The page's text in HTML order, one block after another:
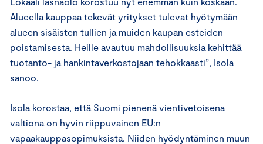
Alueella kauppaa tekevät yritykset tulevat hyötymään
alueen sisäisten tullien ja muiden kaupan esteiden
poistamisesta. Heille avautuu mahdollisuuksia kehittää
tuotanto- ja hankintaverkostojaan tehokkaasti”, Isola
sanoo.
Isola korostaa, että Suomi pienenä vientivetoisena
valtiona on hyvin riippuvainen EU:n
vapaakauppasopimuksista. Niiden hyödyntäminen muun